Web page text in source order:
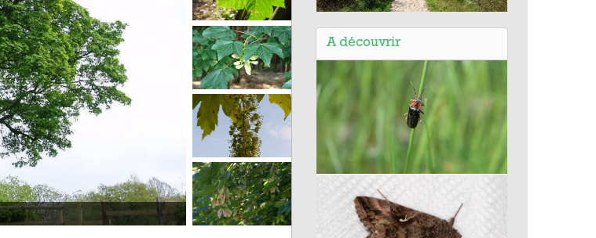
de la dune Marchand -
Département du Nord
A découvrir
Cantharis rustica - Le Moine